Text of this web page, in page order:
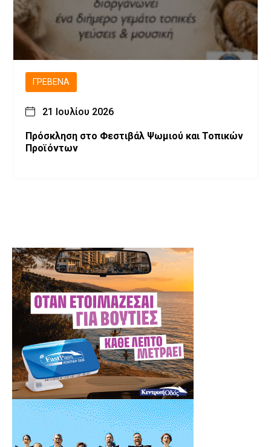
ΓΡΕΒΕΝΆ
21 Ιουλίου 2026
Πρόσκληση στο Φεστιβάλ Ψωμιού και Τοπικών
Προϊόντων